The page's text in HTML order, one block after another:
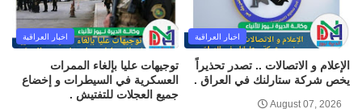
اخبار العراقية
الإعلام و الاتصالات .. تصدر تحذيراً
يخص شركة ستارلنك في العراق .
August 07, 2026
اخبار العراقية
توجيهات عليا بإلغاء الممرات
العسكرية في السيطرات و إخضاع
جميع العجلات للتفتيش .